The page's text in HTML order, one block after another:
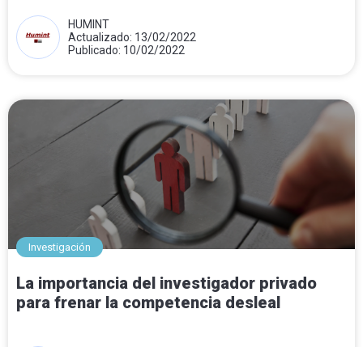
HUMINT
Actualizado: 13/02/2022
Publicado: 10/02/2022
Investigación
La importancia del investigador privado
para frenar la competencia desleal